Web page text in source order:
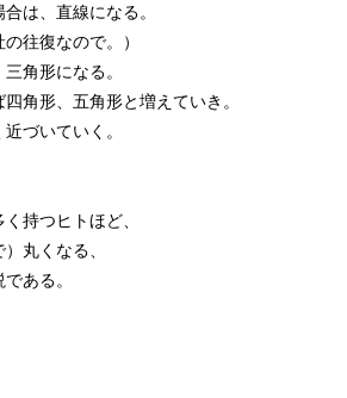
は、直線になる。
往復なので。）
角形になる。
角形、五角形と増えていき。
づいていく。
持つヒトほど、
丸くなる、
ある。